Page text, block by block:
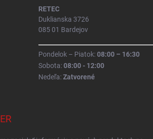
RETEC
Duklianska 3726
085 01 Bardejov
Pondelok – Piatok:08:00 – 16:30
Sobota:08:00 - 12:00
Nedeľa:Zatvorené